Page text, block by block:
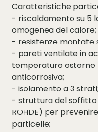
Caratteristiche
- riscaldamento su 5
omogenea del calore;
- resistenze montate
- pareti ventilate in
temperature esterne
anticorrosiva;
- isolamento a 3 strati;
- struttura del soffitto
ROHDE) per
particelle;